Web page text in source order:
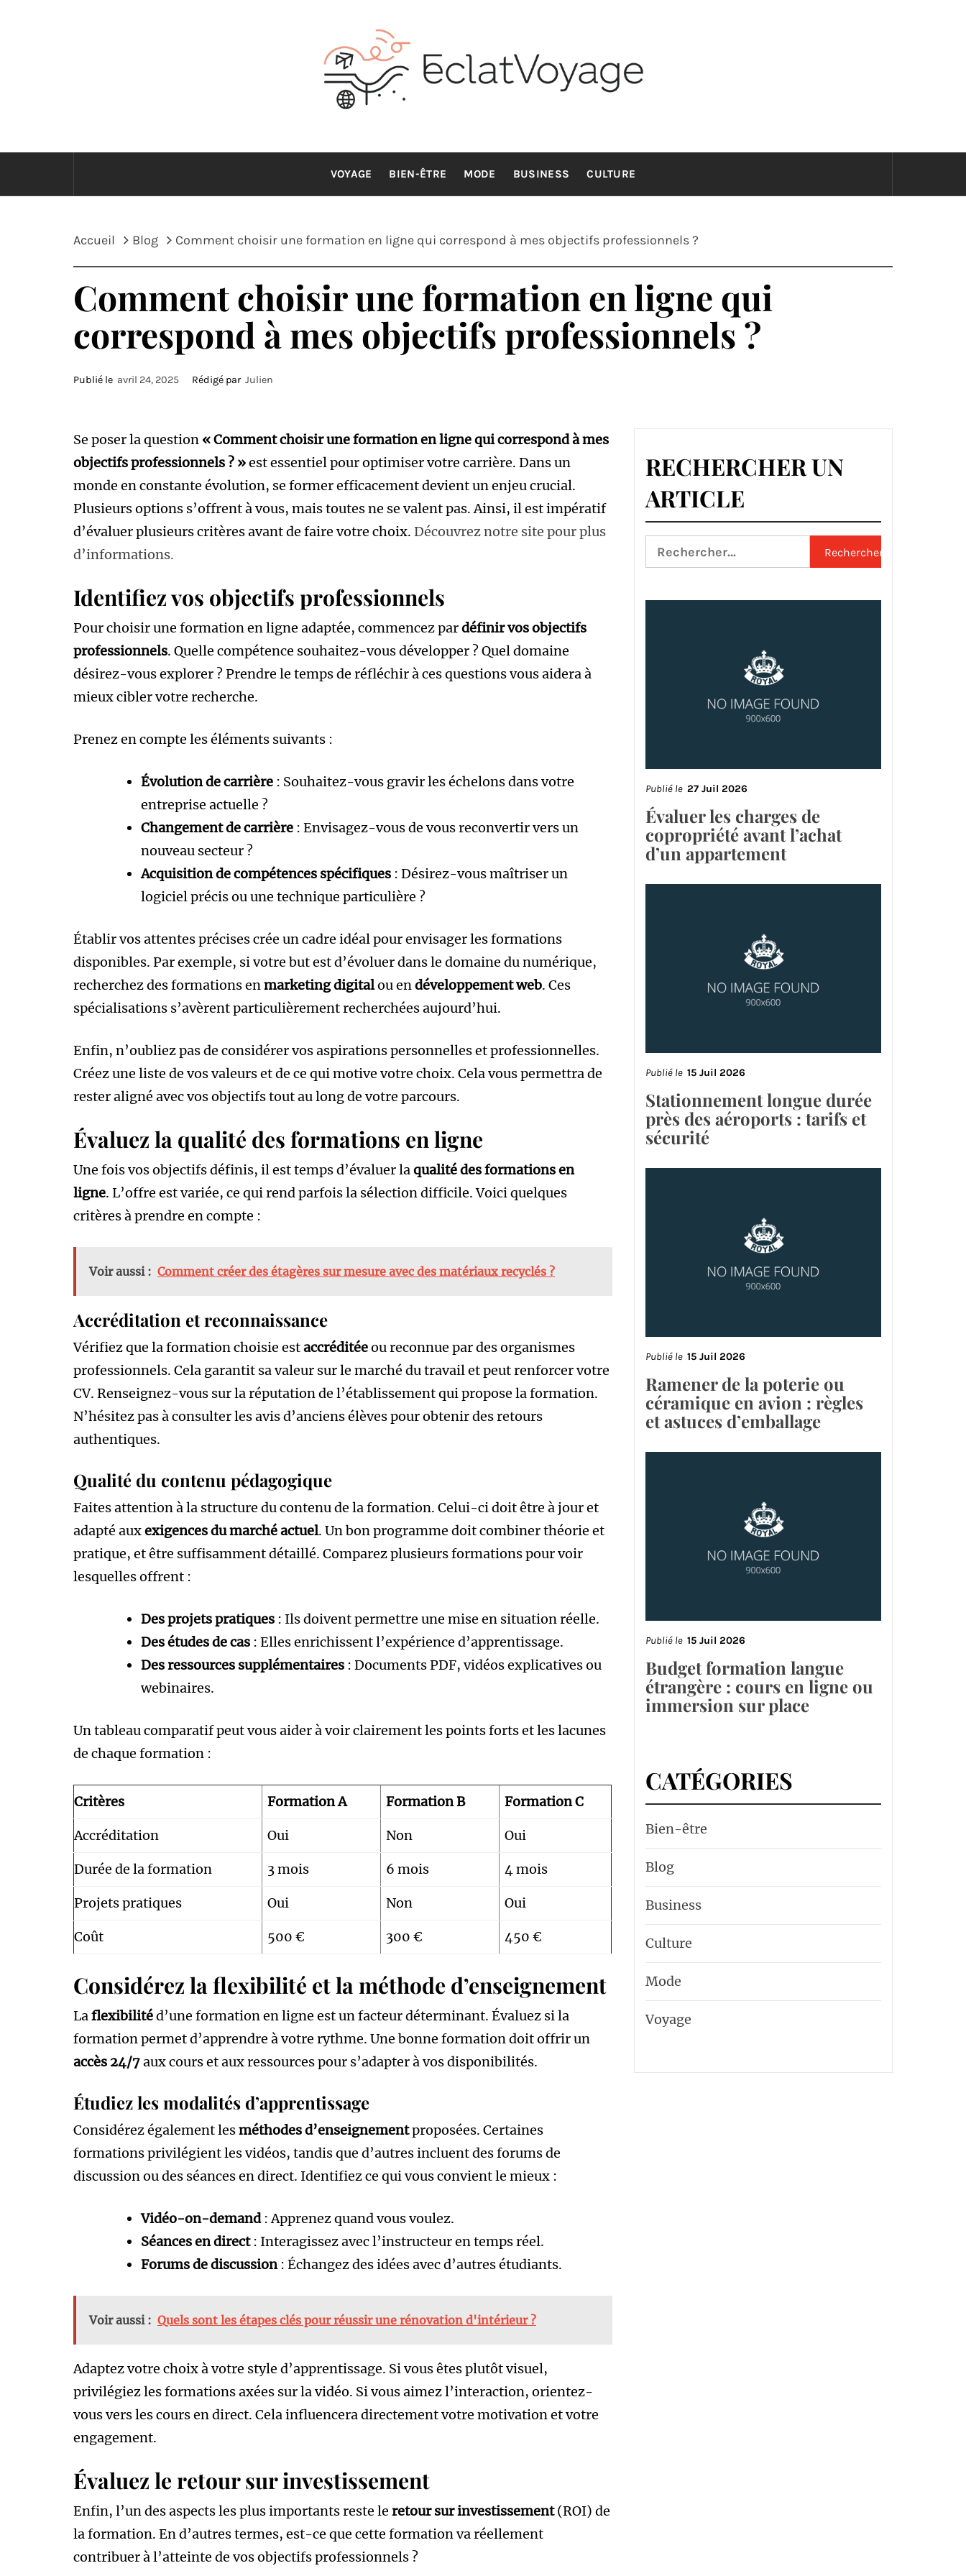
ECLATVOYAGE
Voyage avec style et sens
VOYAGE BIEN-ÊTRE MODE BUSINESS CULTURE
Accueil Blog Comment choisir une formation en ligne qui correspond à mes objectifs professionnels ?
Comment choisir une formation en ligne qui
correspond à mes objectifs professionnels ?
Publié le avril 24, 2025 Rédigé par Julien
Se poser la question « Comment choisir une formation en ligne qui correspond à mes
objectifs professionnels ? »est essentiel pour optimiser votre carrière. Dans un
monde en constante évolution, se former efficacement devient un enjeu crucial.
Plusieurs options s’offrent à vous, mais toutes ne se valent pas. Ainsi, il est impératif
d’évaluer plusieurs critères avant de faire votre choix. Découvrez notre site pour plus
d’informations.
Identifiez vos objectifs professionnels
Pour choisir une formation en ligne adaptée, commencez pardéfinir vos objectifs
professionnels. Quelle compétence souhaitez-vous développer ? Quel domaine
désirez-vous explorer ? Prendre le temps de réfléchir à ces questions vous aidera à
mieux cibler votre recherche.
Prenez en compte les éléments suivants :
Évolution de carrière : Souhaitez-vous gravir les échelons dans votre
entreprise actuelle ?
Changement de carrière : Envisagez-vous de vous reconvertir vers un
nouveau secteur ?
Acquisition de compétences spécifiques : Désirez-vous maîtriser un
logiciel précis ou une technique particulière ?
Établir vos attentes précises crée un cadre idéal pour envisager les formations
disponibles. Par exemple, si votre but est d’évoluer dans le domaine du numérique,
recherchez des formations enmarketing digitalou endéveloppement web. Ces
spécialisations s’avèrent particulièrement recherchées aujourd’hui.
Enfin, n’oubliez pas de considérer vos aspirations personnelles et professionnelles.
Créez une liste de vos valeurs et de ce qui motive votre choix. Cela vous permettra de
rester aligné avec vos objectifs tout au long de votre parcours.
Évaluez la qualité des formations en ligne
Une fois vos objectifs définis, il est temps d’évaluer laqualité des formations en
ligne. L’offre est variée, ce qui rend parfois la sélection difficile. Voici quelques
critères à prendre en compte :
Voir aussi : Comment créer des étagères sur mesure avec des matériaux recyclés ?
Accréditation et reconnaissance
Vérifiez que la formation choisie estaccréditéeou reconnue par des organismes
professionnels. Cela garantit sa valeur sur le marché du travail et peut renforcer votre
CV. Renseignez-vous sur la réputation de l’établissement qui propose la formation.
N’hésitez pas à consulter les avis d’anciens élèves pour obtenir des retours
authentiques.
Qualité du contenu pédagogique
Faites attention à la structure du contenu de la formation. Celui-ci doit être à jour et
adapté auxexigences du marché actuel. Un bon programme doit combiner théorie et
pratique, et être suffisamment détaillé. Comparez plusieurs formations pour voir
lesquelles offrent :
Des projets pratiques : Ils doivent permettre une mise en situation réelle.
Des études de cas : Elles enrichissent l’expérience d’apprentissage.
Des ressources supplémentaires : Documents PDF, vidéos explicatives ou
webinaires.
Un tableau comparatif peut vous aider à voir clairement les points forts et les lacunes
de chaque formation :
Critères Formation A Formation B Formation C
Accréditation Oui Non Oui
Durée de la formation 3 mois 6 mois 4 mois
Projets pratiques Oui Non Oui
Coût 500 € 300 € 450 €
Considérez la flexibilité et la méthode d’enseignement
Laflexibilitéd’une formation en ligne est un facteur déterminant. Évaluez si la
formation permet d’apprendre à votre rythme. Une bonne formation doit offrir un
accès 24/7aux cours et aux ressources pour s’adapter à vos disponibilités.
Étudiez les modalités d’apprentissage
Considérez également lesméthodes d’enseignementproposées. Certaines
formations privilégient les vidéos, tandis que d’autres incluent des forums de
discussion ou des séances en direct. Identifiez ce qui vous convient le mieux :
Vidéo-on-demand: Apprenez quand vous voulez.
Séances en direct: Interagissez avec l’instructeur en temps réel.
Forums de discussion: Échangez des idées avec d’autres étudiants.
Voir aussi : Quels sont les étapes clés pour réussir une rénovation d'intérieur ?
Adaptez votre choix à votre style d’apprentissage. Si vous êtes plutôt visuel,
privilégiez les formations axées sur la vidéo. Si vous aimez l’interaction, orientez-
vous vers les cours en direct. Cela influencera directement votre motivation et votre
engagement.
Évaluez le retour sur investissement
Enfin, l’un des aspects les plus importants reste le retour sur investissement(ROI) de
la formation. En d’autres termes, est-ce que cette formation va réellement
contribuer à l’atteinte de vos objectifs professionnels ?
RECHERCHER UN
ARTICLE
Rechercher :
Publié le 27 Juil 2026
Évaluer les charges de
copropriété avant l’achat
d’un appartement
Publié le 15 Juil 2026
Stationnement longue durée
près des aéroports : tarifs et
sécurité
Publié le 15 Juil 2026
Ramener de la poterie ou
céramique en avion : règles
et astuces d’emballage
Publié le 15 Juil 2026
Budget formation langue
étrangère : cours en ligne ou
immersion sur place
CATÉGORIES
Bien-être
Blog
Business
Culture
Mode
Voyage